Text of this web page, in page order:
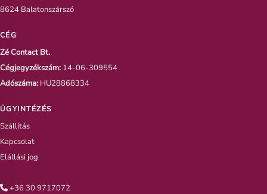
8624 Balatonszárszó
CÉG
Zé Contact Bt.
Cégjegyzékszám: 14-06-309554
Adószáma: HU28868334
ÜGYINTÉZÉS
Szállítás
Kapcsolat
Elállási jog
+36 30 9717072